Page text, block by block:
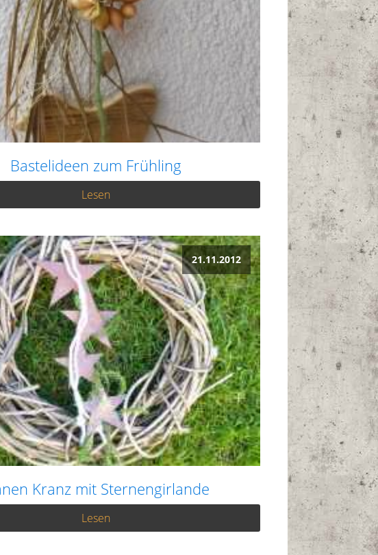
Bastelideen zum Frühling
Lesen
21.11.2012
Kranz mit Sternengirlande
Lesen